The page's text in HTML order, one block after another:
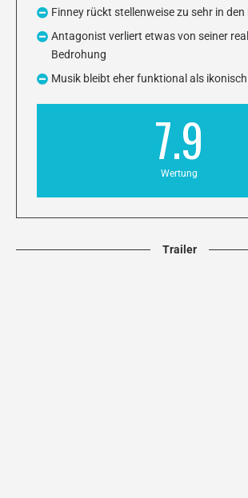
Finney rückt stellenweise zu sehr in
Antagonist verliert etwas von seiner
Bedrohung
Musik bleibt eher funktional als ikonisch
7.9
Wertung
Trailer